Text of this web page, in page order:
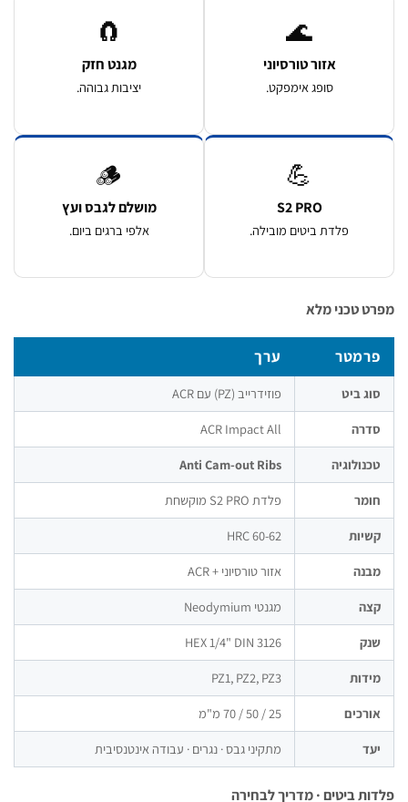
אזור טורסיוני
סופג אימפקט.
מגנט חזק
יציבות גבוהה.
S2 PRO
פלדת ביטים מובילה.
מושלם לגבס ועץ
אלפי ברגים ביום.
טכני מלא
ביט פוזידרייב (PZ) עם ACR
ACR Impact All
Anti Cam-out Ribs
אזור טורסיוני + ACR
HEX 1/4" DIN 3126
PZ1, PZ2, PZ3
מתקיני גבס · נגרים · עבודה אינטנסיבית
ביטים · מדריך לבחירה